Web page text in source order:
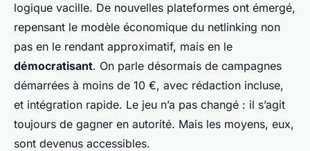
logique vacille. De nouvelles plateformes ont émergé,
repensant le modèle économique du netlinking non
pas en le rendant approximatif, mais en le
démocratisant. On parle désormais de campagnes
démarrées à moins de 10 €, avec rédaction incluse,
et intégration rapide. Le jeu n’a pas changé : il s’agit
toujours de gagner en autorité. Mais les moyens, eux,
sont devenus accessibles.